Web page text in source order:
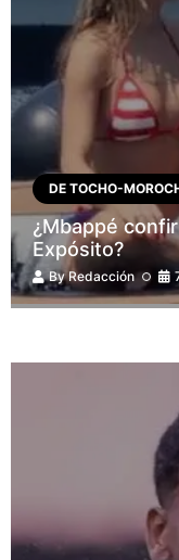
DE TOCHO-
¿Mbappé
Expósito?
ByRedacción